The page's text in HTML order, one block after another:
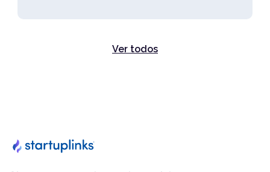
Ver todos